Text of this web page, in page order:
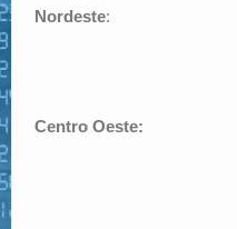
Nordeste:
Centro Oeste: